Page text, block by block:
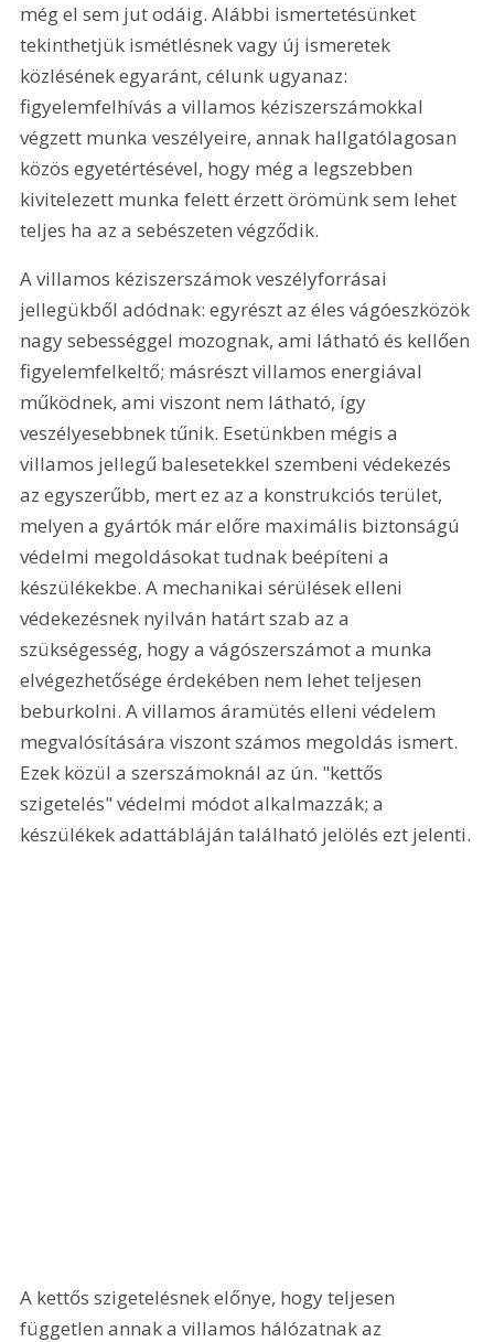
még el sem jut odáig. Alábbi ismertetésünket
tekinthetjük ismétlésnek vagy új ismeretek
közlésének egyaránt, célunk ugyanaz:
figyelemfelhívás a villamos kéziszerszámokkal
végzett munka veszélyeire, annak hallgatólagosan
közös egyetértésével, hogy még a legszebben
kivitelezett munka felett érzett örömünk sem lehet
teljes ha az a sebészeten végződik.
A villamos kéziszerszámok veszélyforrásai
jellegükből adódnak: egyrészt az éles vágóeszközök
nagy sebességgel mozognak, ami látható és kellően
figyelemfelkeltő; másrészt villamos energiával
működnek, ami viszont nem látható, így
veszélyesebbnek tűnik. Esetünkben mégis a
villamos jellegű balesetekkel szembeni védekezés
az egyszerűbb, mert ez az a konstrukciós terület,
melyen a gyártók már előre maximális biztonságú
védelmi megoldásokat tudnak beépíteni a
készülékekbe. A mechanikai sérülések elleni
védekezésnek nyilván határt szab az a
szükségesség, hogy a vágószerszámot a munka
elvégezhetősége érdekében nem lehet teljesen
beburkolni. A villamos áramütés elleni védelem
megvalósítására viszont számos megoldás ismert.
Ezek közül a szerszámoknál az ún. "kettős
szigetelés" védelmi módot alkalmazzák; a
készülékek adattábláján található jelölés ezt jelenti.
A kettős szigetelésnek előnye, hogy teljesen
független annak a villamos hálózatnak az